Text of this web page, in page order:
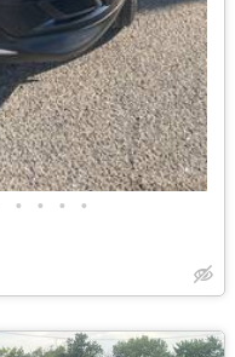
• • • •